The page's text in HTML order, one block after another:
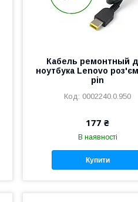
Кабель ремонтный
ноутбука Lenovo
pin
0002240.0.950
177 ₴
В наявності
Купити